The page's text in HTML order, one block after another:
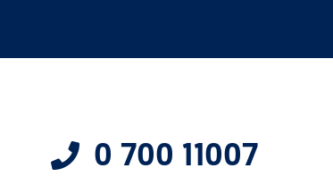
0 700 11007